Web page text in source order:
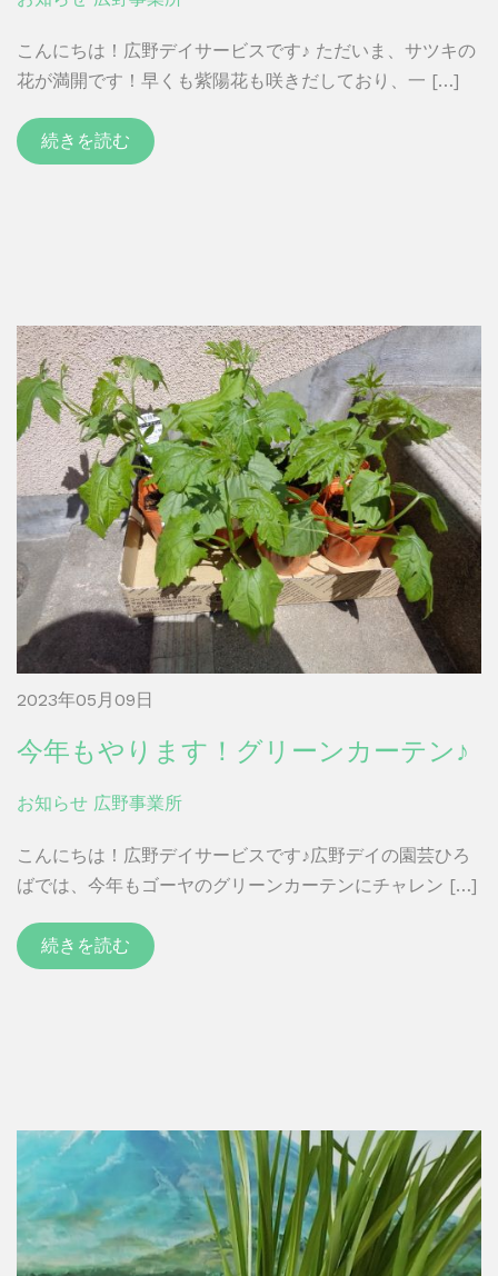
こんにちは！広野デイサービスです♪ ただいま、サツキの
花が満開です！早くも紫陽花も咲きだしており、一 […]
続きを読む
2023年05月09日
今年もやります！グリーンカーテン♪
お知らせ 広野事業所
こんにちは！広野デイサービスです♪広野デイの園芸ひろ
ばでは、今年もゴーヤのグリーンカーテンにチャレン […]
続きを読む